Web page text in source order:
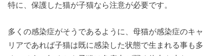
特に、保護した猫が子猫なら注意が必要です。
多くの感染症がそうであるように、母猫が感染症のキャ
リアであれば子猫は既に感染した状態で生まれる事も多